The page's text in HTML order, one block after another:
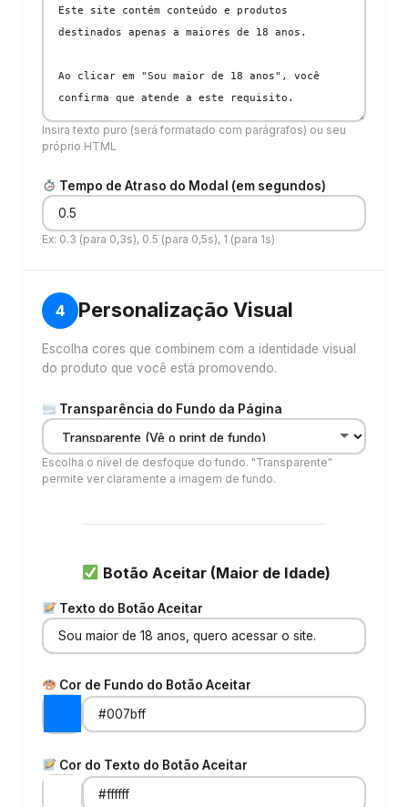
Insira texto puro (será formatado com parágrafos) ou seu
próprio HTML
Tempo de Atraso do Modal (em segundos)
Ex: 0.3 (para 0,3s), 0.5 (para 0,5s), 1 (para 1s)
4 Personalização Visual
Escolha cores que combinem com a identidade visual
do produto que você está promovendo.
Transparência do Fundo da Página
Escolha o nível de desfoque do fundo. "Transparente"
permite ver claramente a imagem de fundo.
Botão Aceitar (Maior de Idade)
Texto do Botão Aceitar
Cor de Fundo do Botão Aceitar
Cor do Texto do Botão Aceitar